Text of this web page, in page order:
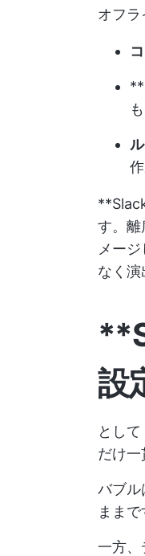
オフラ
**
す。離
メー
なく演
設
として
だけ一
バブル
まま
一方、